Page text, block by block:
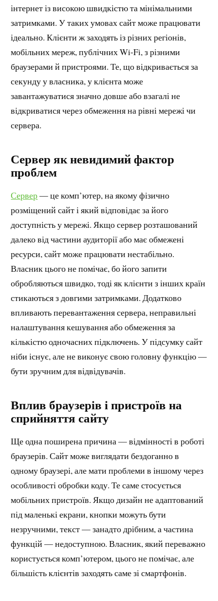
інтернет із високою швидкістю та мінімальними
затримками. У таких умовах сайт може працювати
ідеально. Клієнти ж заходять із різних регіонів,
мобільних мереж, публічних Wi-Fi, з різними
браузерами й пристроями. Те, що відкривається за
секунду у власника, у клієнта може
завантажуватися значно довше або взагалі не
відкриватися через обмеження на рівні мережі чи
сервера.
Сервер як невидимий фактор
проблем
Сервер— це комп’ютер, на якому фізично
розміщений сайт і який відповідає за його
доступність у мережі. Якщо сервер розташований
далеко від частини аудиторії або має обмежені
ресурси, сайт може працювати нестабільно.
Власник цього не помічає, бо його запити
обробляються швидко, тоді як клієнти з інших країн
стикаються з довгими затримками. Додатково
впливають перевантаження сервера, неправильні
налаштування кешування або обмеження за
кількістю одночасних підключень. У підсумку сайт
ніби існує, але не виконує свою головну функцію —
бути зручним для відвідувачів.
Вплив браузерів і пристроїв на
сприйняття сайту
Ще одна поширена причина — відмінності в роботі
браузерів. Сайт може виглядати бездоганно в
одному браузері, але мати проблеми в іншому через
особливості обробки коду. Те саме стосується
мобільних пристроїв. Якщо дизайн не адаптований
під маленькі екрани, кнопки можуть бути
незручними, текст — занадто дрібним, а частина
функцій — недоступною. Власник, який переважно
користується комп’ютером, цього не помічає, але
більшість клієнтів заходять саме зі смартфонів.